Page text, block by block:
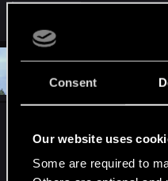
Consent
Our website uses
Some are required to
a
t
n
Recyclop Mentor
быть не должно, как
И вряд ли они